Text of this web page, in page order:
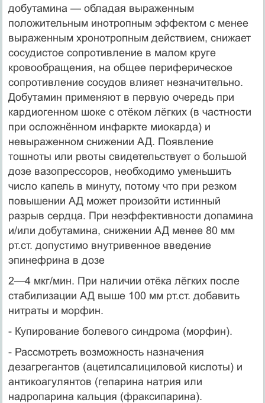
добутамина — обладая выраженным
положительным инотропным эффектом с менее
выраженным хронотропным действием, снижает
сосудистое сопротивление в малом круге
кровообращения, на общее периферическое
сопротивление сосудов влияет незначительно.
Добутамин применяют в первую очередь при
кардиогенном шоке с отёком лёгких (в частности
при осложнённом инфаркте миокарда) и
невыраженном снижении АД. Появление
тошноты или рвоты свидетельствует о большой
дозе вазопрессоров, необходимо уменьшить
число капель в минуту, потому что при резком
повышении АД может произойти истинный
разрыв сердца. При неэффективности допамина
и/или добутамина, снижении АД менее 80 мм
рт.ст. допустимо внутривенное введение
эпинефрина в дозе
2—4 мкг/мин. При наличии отёка лёгких после
стабилизации АД выше 100 мм рт.ст. добавить
нитраты и морфин.
- Купирование болевого синдрома (морфин).
- Рассмотреть возможность назначения
дезагрегантов (ацетилсалициловой кислоты) и
антикоагулянтов (гепарина натрия или
надропарина кальция (фраксипарина).